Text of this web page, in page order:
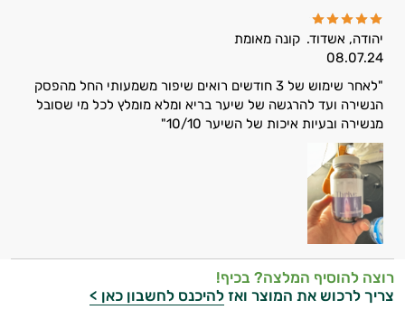
יהודה, אשדוד. קונה מאומת
08.07.24
"לאחר שימוש של 3 חודשים רואים שיפור משמעותי החל מהפסק
הנשירה ועד להרגשה של שיער בריא ומלא מומלץ לכל מי שסובל
מנשירה ובעיות איכות של השיער 10/10"
רוצה להוסיף המלצה? בכיף!
צריך לרכוש את המוצר ואז להיכנס לחשבון כאן >
היי,
אני יועץ הבריאות האישי AI של טבע בריא.
התשובות שלי מבוססות על מאגרי מידע קליניים
וספרות מקצועית בתחומי הרפואה הטבעית
ותזונת הספורט.
אני כאן כדי לעזור לך להתאים את תוספי
התזונה ומוצרי הבריאות המדויקים למטרות
ולמצב הגופני שלך, ולהסביר לך אילו רכיבים